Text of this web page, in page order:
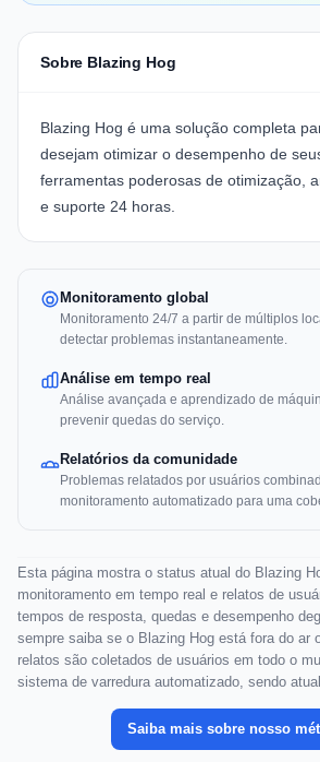
Sobre Blazing Hog
Blazing Hog é uma solução completa
desejam otimizar o desempenho de
ferramentas poderosas de otimização,
e suporte 24 horas.
Monitoramento global
Monitoramento 24/7 a partir de múltiplos
detectar problemas instantaneamente.
Análise em tempo real
Análise avançada e aprendizado de
prevenir quedas do serviço.
Relatórios da comunidade
Problemas relatados por usuários
monitoramento automatizado para uma
Esta página mostra o status atual do Blazing
monitoramento em tempo real e relatos de
tempos de resposta, quedas e desempenho
sempre saiba se o Blazing Hog está fora do ar
relatos são coletados de usuários em todo o
sistema de varredura automatizado, sendo
Saiba mais sobre nosso